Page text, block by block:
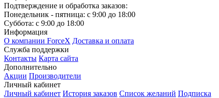
Подтверждение и обработка заказов:
Понедельник - пятница: с 9:00 до 18:00
Суббота: с 9:00 до 18:00
Информация
О компании ForceX Доставка и оплата
Служба поддержки
Контакты Карта сайта
Дополнительно
Акции Производители
Личный кабинет
Личный кабинет История заказов Список желаний Подписка